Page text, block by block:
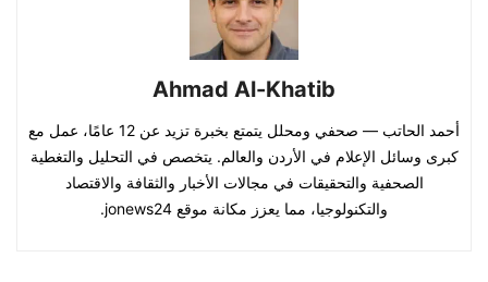
Ahmad Al-Khatib
أحمد الحاتب — صحفي ومحلل يتمتع بخبرة تزيد عن 12 عامًا، عمل مع
كبرى وسائل الإعلام في الأردن والعالم. يتخصص في التحليل والتغطية
الصحفية والتحقيقات في مجالات الأخبار والثقافة والاقتصاد
والتكنولوجيا، مما يعزز مكانة موقع jonews24.